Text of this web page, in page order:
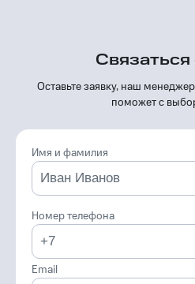
Связаться
Оставьте заявку, наш
поможет с
Имя и фамилия
Номер телефона
Email